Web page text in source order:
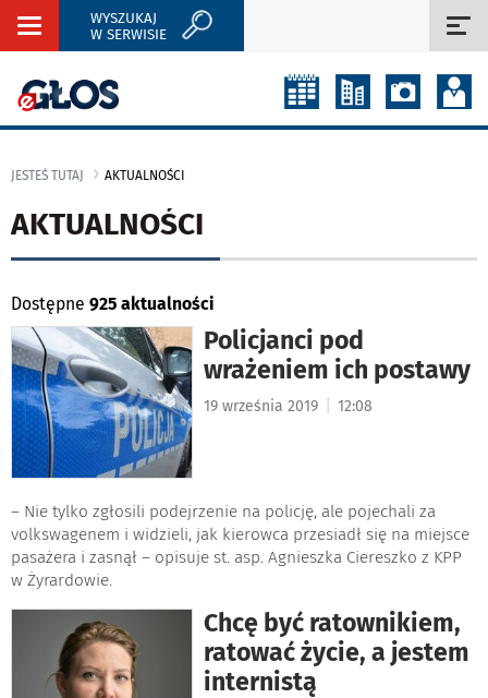
Rozwiń
WYSZUKAJ
W SERWISIE
JESTEŚ TUTAJ AKTUALNOŚCI
AKTUALNOŚCI
Dostępne 925 aktualności
Policjanci pod
wrażeniem ich postawy
19 września 2019 12:08
– Nie tylko zgłosili podejrzenie na policję, ale pojechali za
volkswagenem i widzieli, jak kierowca przesiadł się na miejsce
pasażera i zasnął – opisuje st. asp. Agnieszka Ciereszko z KPP
w Żyrardowie.
Chcę być ratownikiem,
ratować życie, a jestem
internistą